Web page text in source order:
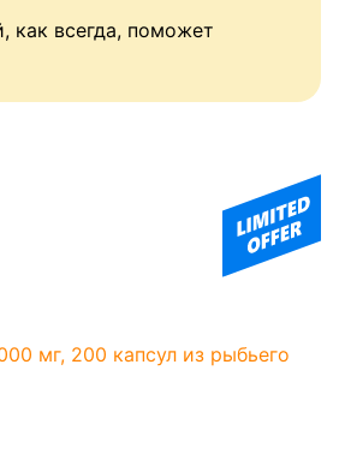
как всегда, поможет